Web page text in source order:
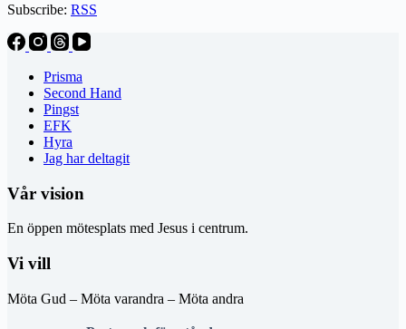
Subscribe: RSS
Prisma
Second Hand
Pingst
EFK
Hyra
Jag har deltagit
Vår vision
En öppen mötesplats med Jesus i centrum.
Vi vill
Möta Gud – Möta varandra – Möta andra